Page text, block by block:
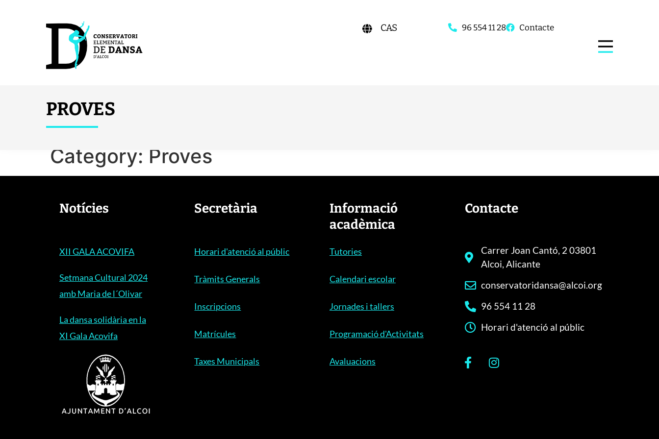
CAS 96 554 11 28 Contacte
PROVES
Category: Proves
Notícies
XII GALA ACOVIFA
Setmana Cultural 2024
amb Maria de l´Olivar
La dansa solidària en la
XI Gala Acovifa
Secretària
Horari d'atenció al públic
Tràmits Generals
Inscripcions
Matrícules
Taxes Municipals
Informació
acadèmica
Tutories
Calendari escolar
Jornades i tallers
Programació d'Activitats
Avaluacions
Contacte
Carrer Joan Cantó, 2 03801
Alcoi, Alicante
conservatoridansa@alcoi.org
96 554 11 28
Horari d'atenció al públic